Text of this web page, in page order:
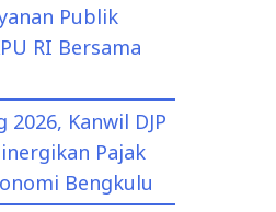
Publik
RI Bersama
Kanwil DJP
Pajak
Bengkulu